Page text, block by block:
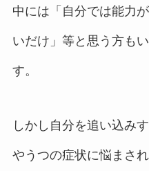
中には「自分では能力
いだけ」等と思う方も
す。
しかし自分を追い込み
やうつの症状に悩まさ